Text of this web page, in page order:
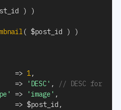
)
)
( $post_id )
)
=> 1,
=> 'DESC' ,
// DESC for
=> 'image' ,
=> $post_id ,